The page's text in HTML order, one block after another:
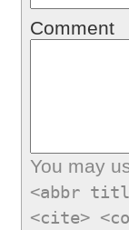
Comment
You may
<abbr
<cite>